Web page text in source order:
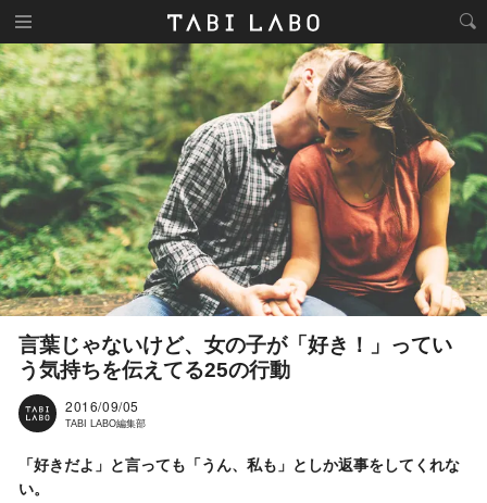
言葉じゃないけど、女の子が「好き！」ってい
う気持ちを伝えてる25の行動
2016/09/05
TABI LABO編集部
「好きだよ」と言っても「うん、私も」としか返事をしてくれな
い。